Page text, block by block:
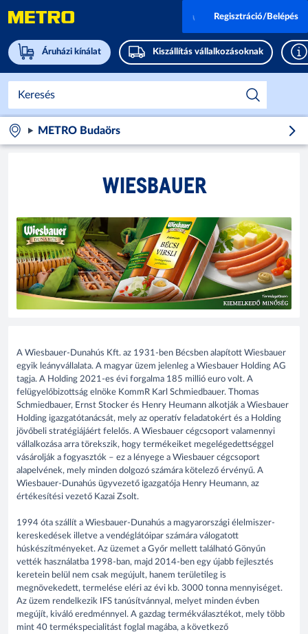
Áruházi kínálat Kiszállítás vállalkozásoknak
Regisztráció/Belépés
METRO Budaörs
WIESBAUER
A Wiesbauer-Dunahús Kft. az 1931-ben Bécsben alapított Wiesbauer
egyik leányvállalata. A magyar üzem jelenleg a Wiesbauer Holding AG
tagja. A Holding 2021-es évi forgalma 185 millió euro volt. A
felügyelőbizottság elnöke KommR Karl Schmiedbauer. Thomas
Schmiedbauer, Ernst Stocker és Henry Heumann alkotják a Wiesbauer
Holding igazgatótanácsát, mely az operatív feladatokért és a Holding
jövőbeli stratégiájáért felelős. A Wiesbauer cégcsoport valamennyi
vállalkozása arra törekszik, hogy termékeiket megelégedettséggel
vásárolják a fogyasztók – ez a lényege a Wiesbauer cégcsoport
alapelvének, mely minden dolgozó számára kötelező érvényű. A
Wiesbauer-Dunahús ügyvezető igazgatója Henry Heumann, az
értékesítési vezető Kazai Zsolt.
1994 óta szállít a Wiesbauer-Dunahús a magyarországi élelmiszer-
kereskedések illetve a vendéglátóipar számára válogatott
húskészítményeket. Az üzemet a Győr mellett található Gönyűn
vették használatba 1998-ban, majd 2014-ben egy újabb fejlesztés
keretein belül nem csak megújult, hanem területileg is
megnövekedett, termelése eléri az évi kb. 3000 tonna mennyiséget.
Az üzem rendelkezik IFS tanúsítvánnyal, melyet minden évben
megújít, kiváló eredménnyel. A gazdag termékválasztékot, mely több
mint 40 termékspecialitást foglal magába, a következő